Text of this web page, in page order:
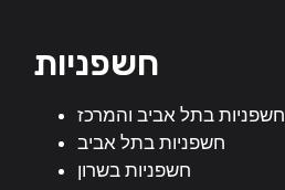
חשפניות
חשפניות בתל אביב והמרכז
חשפניות בתל אביב
חשפניות בשרון